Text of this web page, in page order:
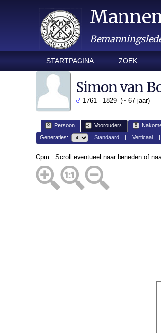
STARTPAGINA ZOEK
Simon van
1761 - 1829 (~ 67 jaar)
Persoon Voorouders
Generaties: Standaard| Verticaal
Opm.: Scroll eventueel naar beneden of